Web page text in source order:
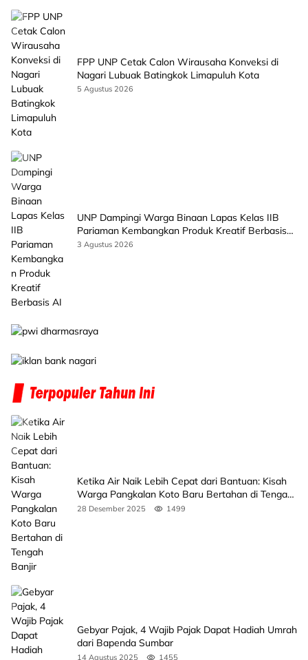
FPP UNP Cetak Calon Wirausaha Konveksi di
Nagari Lubuak Batingkok Limapuluh Kota
5 Agustus 2026
UNP Dampingi Warga Binaan Lapas Kelas IIB
Pariaman Kembangkan Produk Kreatif Berbasis
AI
3 Agustus 2026
Ketika Air Naik Lebih Cepat dari Bantuan: Kisah
Warga Pangkalan Koto Baru Bertahan di Tengah
Banjir
28 Desember 2025 1499
Gebyar Pajak, 4 Wajib Pajak Dapat Hadiah Umrah
dari Bapenda Sumbar
14 Agustus 2025 1455